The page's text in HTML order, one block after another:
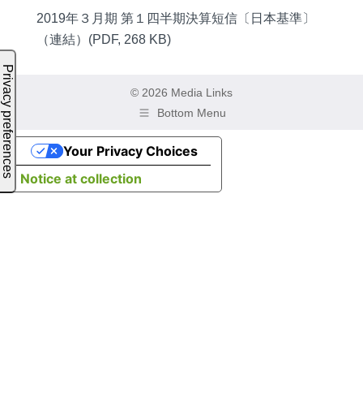
2019年３月期 第１四半期決算短信〔日本基準〕
（連結）(PDF, 268 KB)
© 2026 Media Links
Bottom Menu
Notice at collection
Your Privacy Choices